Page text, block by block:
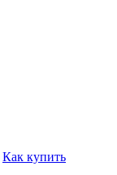
Как купить